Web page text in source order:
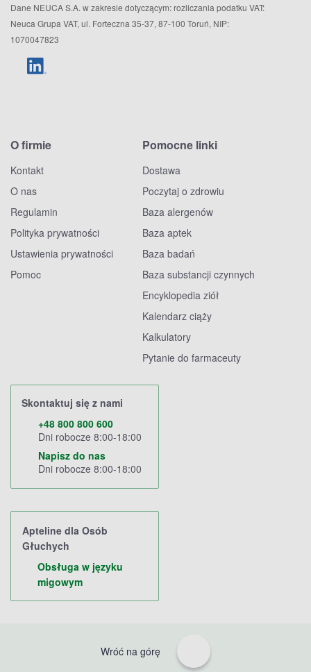
Dane NEUCA S.A. w zakresie dotyczącym: rozliczania podatku VAT:
Neuca Grupa VAT, ul. Forteczna 35-37, 87-100 Toruń, NIP:
1070047823
O firmie
Kontakt
O nas
Regulamin
Polityka prywatności
Ustawienia prywatności
Pomoc
Pomocne linki
Dostawa
Poczytaj o zdrowiu
Baza alergenów
Baza aptek
Baza badań
Baza substancji czynnych
Encyklopedia ziół
Kalendarz ciąży
Kalkulatory
Pytanie do farmaceuty
Skontaktuj się z nami
+48 800 800 600
Dni robocze 8:00-18:00
Napisz do nas
Dni robocze 8:00-18:00
Apteline dla Osób
Głuchych
Obsługa w języku
migowym
Wróć na górę